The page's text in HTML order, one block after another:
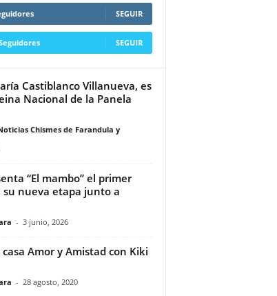
SEGUIR
SEGUIR
Castiblanco Villanueva, es
Nacional de la Panela
Chismes de Farandula y
“El mambo” el primer
su nueva etapa junto a
- 3 junio, 2026
Amor y Amistad con Kiki
- 28 agosto, 2020